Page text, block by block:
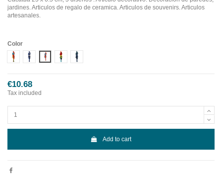
jardines. Articulos de regalo de ceramica. Articulos de souvenirs. Articulos
artesanales.
Color
Diseño 1Diseño 2Diseño 3Diseño 4Diseño 5
€10.68
Tax included
Add to cart